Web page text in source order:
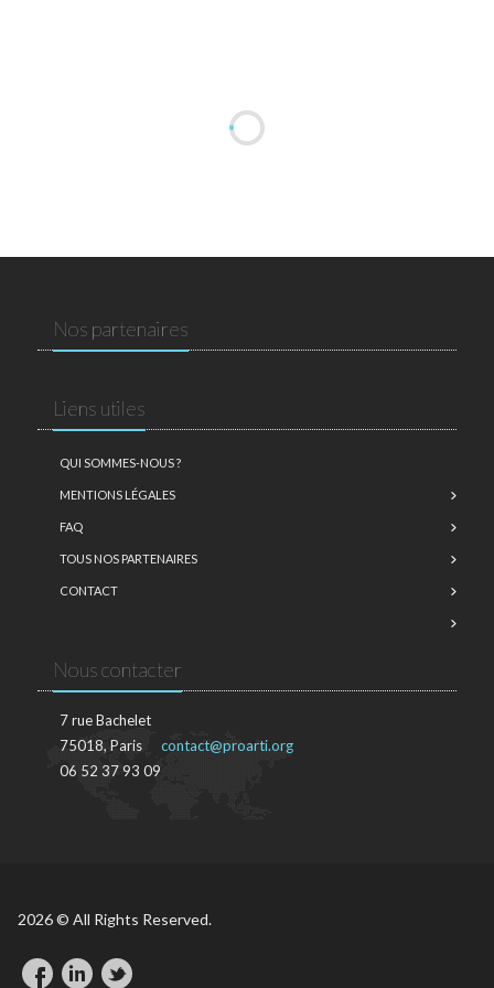
Nos partenaires
Liens utiles
QUI SOMMES-NOUS ?
MENTIONS LÉGALES
FAQ
TOUS NOS PARTENAIRES
CONTACT
Nous contacter
7 rue Bachelet
75018, Paris
06 52 37 93 09
contact@proarti.org
2026 © All Rights Reserved.